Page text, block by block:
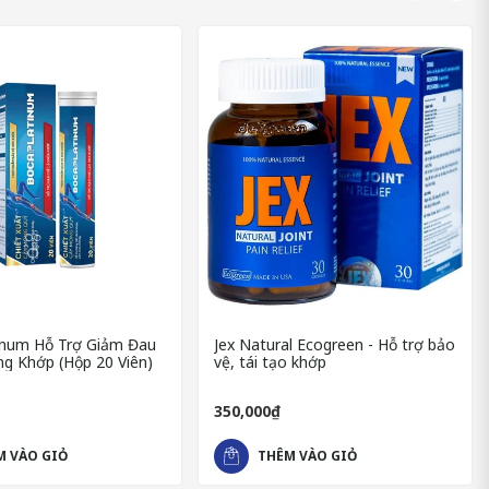
giảm đau nhức sưng viêm khớp và ngăn ngừa các đợt tái
từ thảo dược.
tơm trơng.
uric trong gan, giảm acid uric từ trong máu, chống viêm,
Hỗ Trợ Giảm Đau
Khớp (Hộp 20 Viên)
VÀO GIỎ
Jex Natural Ecogreen - Hỗ trợ bảo
vệ, tái tạo khớp
350,000₫
THÊM VÀO GIỎ